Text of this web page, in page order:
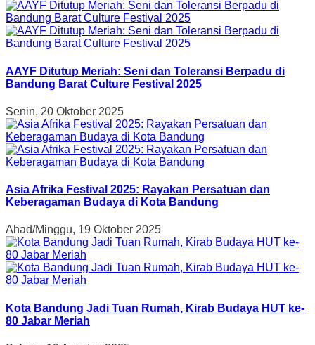
AAYF Ditutup Meriah: Seni dan Toleransi Berpadu di
Bandung Barat Culture Festival 2025
Senin, 20 Oktober 2025
Asia Afrika Festival 2025: Rayakan Persatuan dan
Keberagaman Budaya di Kota Bandung
Ahad/Minggu, 19 Oktober 2025
Kota Bandung Jadi Tuan Rumah, Kirab Budaya HUT ke-
80 Jabar Meriah